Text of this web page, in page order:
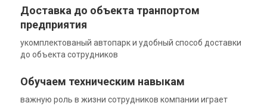
Доставка до объекта транпортом
предприятия
укомплектованый автопарк и удобный способ доставки
до объекта сотрудников
Обучаем техническим навыкам
важную роль в жизни сотрудников компании играет